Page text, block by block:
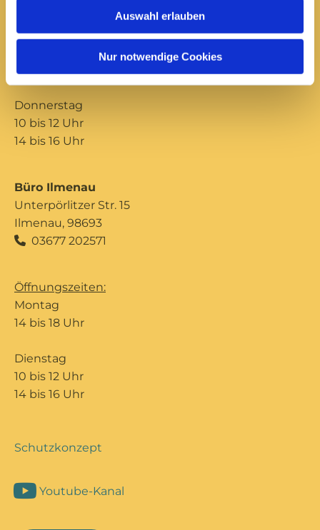
Auswahl erlauben
Nur notwendige Cookies
Mittwoch
14 bis 16 Uhr
Donnerstag
10 bis 12 Uhr
14 bis 16 Uhr
Büro Ilmenau
Unterpörlitzer Str. 15
Ilmenau, 98693
 03677 202571
Öffnungszeiten:
Montag
14 bis 18 Uhr
Dienstag
10 bis 12 Uhr
14 bis 16 Uhr
Schutzkonzept
Youtube-Kanal